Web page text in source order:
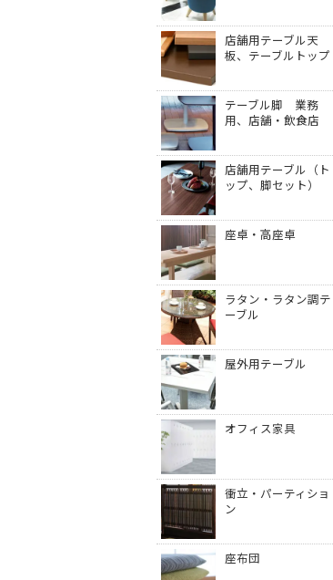
店舗用テーブル天
板、テーブルトップ
テーブル脚 業務
用、店舗・飲食店
店舗用テーブル（ト
ップ、脚セット）
座卓・高座卓
ラタン・ラタン調テ
ーブル
屋外用テーブル
オフィス家具
衝立・パーティショ
ン
座布団